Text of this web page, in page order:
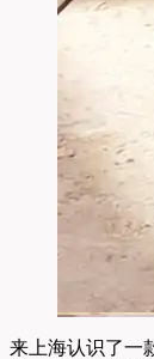
来上海认识了一